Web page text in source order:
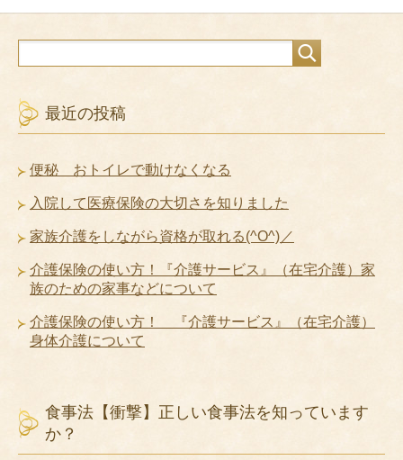
最近の投稿
便秘 おトイレで動けなくなる
入院して医療保険の大切さを知りました
家族介護をしながら資格が取れる(^O^)／
介護保険の使い方！『介護サービス』（在宅介護）家
族のための家事などについて
介護保険の使い方！ 『介護サービス』（在宅介護）
身体介護について
食事法【衝撃】正しい食事法を知っています
か？